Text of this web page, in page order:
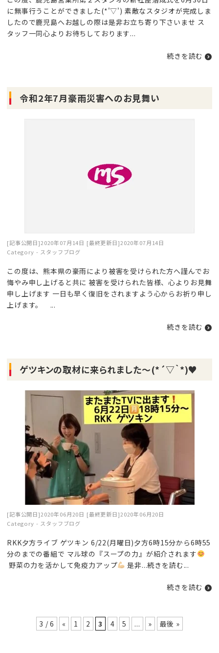
に無事行うことができました(*'▽') 素敵なスタジオが完成しま
したので鹿児島へお越しの際は是非お立ち寄り下さいませ ス
タッフ一同心よりお待ちしております...
続きを読む
令和2年7月豪雨災害へのお見舞い
[記事公開日]2020年07月14日 [最終更新日]2020年07月14日
Category - スタッフブログ
この度は、熊本県の豪雨により被害を受けられた方へ謹んでお
悔やみ申し上げると共に 被害を受けられた皆様、心よりお見舞
申し上げます 一日も早く復旧をされますよう心からお祈り申し
上げます。 ...
続きを読む
ゲツキンの取材に来られました～(*´▽｀*)♥
[記事公開日]2020年06月20日 [最終更新日]2020年06月20日
Category - スタッフブログ
RKK夕方ライブ ゲツキン 6/22(月曜日)夕方6時15分から6時55
分のまでの番組で マル球の『スープの力』が紹介されます
野菜の力を活かして免疫力アップ
是非...続きを読む...
続きを読む
3 / 6 « 1 2 3 4 5 ... » 最後 »